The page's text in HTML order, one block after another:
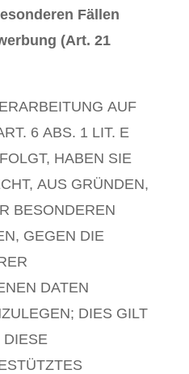
Fällen
(Art. 21
AUF
6 ABS. 1 LIT. E
HABEN SIE
AUS GRÜNDEN,
BESONDEREN
GEGEN DIE
DATEN
DIES GILT
DIESE